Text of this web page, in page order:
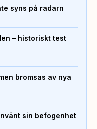
syns på radarn
– historiskt test
bromsas av nya
sin befogenhet